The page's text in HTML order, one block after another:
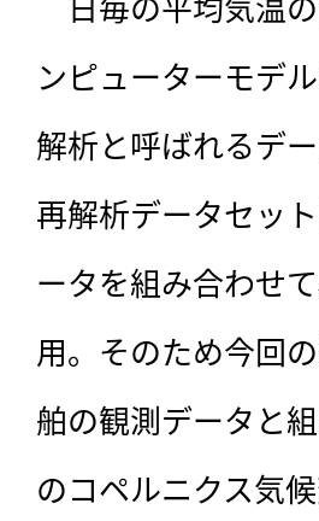
ンピューターモデ
解析と呼ばれるデ
再解析データセッ
ータを組み合わせ
用。そのため今回
舶の観測データと
のコペルニクス気